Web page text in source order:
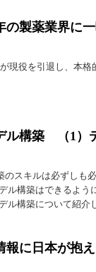
の製薬業界に一
現役を引退し、本
ル構築 （1）
のスキルは必ずしも
ル構築はできるよ
ル構築について紹介
報に日本が抱